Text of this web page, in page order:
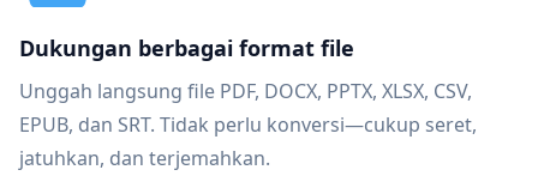
Dukungan berbagai format file
Unggah langsung file PDF, DOCX, PPTX, XLSX, CSV,
EPUB, dan SRT. Tidak perlu konversi—cukup seret,
jatuhkan, dan terjemahkan.